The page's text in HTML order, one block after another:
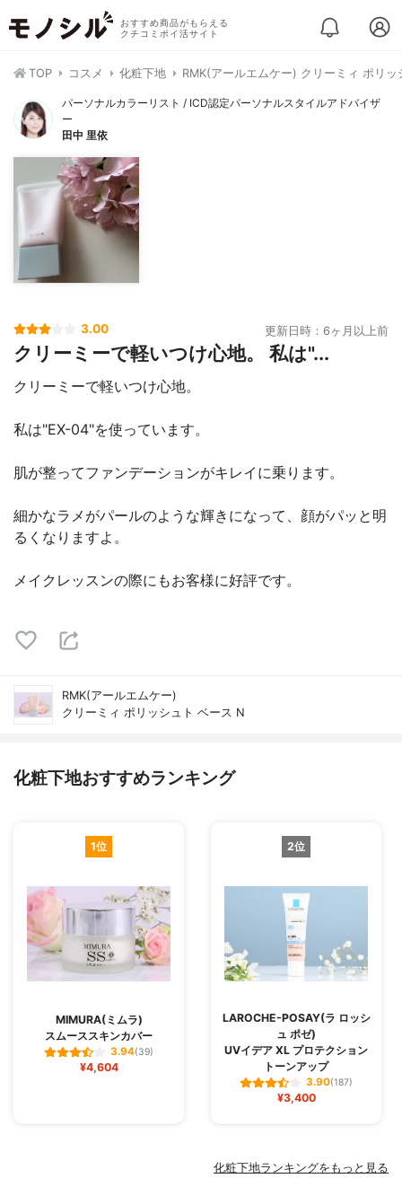
おすすめ商品がもらえる
クチコミポイ活サイト
TOP コスメ 化粧下地 RMK(アールエムケー) クリーミィ ポリ
パーソナルカラーリスト / ICD認定パーソナルスタイルアドバイザ
ー
田中 里依
3.00 更新日時：6ヶ月以上前
クリーミーで軽いつけ心地。 私は"...
クリーミーで軽いつけ心地。
私は"EX-04"を使っています。
肌が整ってファンデーションがキレイに乗ります。
細かなラメがパールのような輝きになって、顔がパッと明
るくなりますよ。
メイクレッスンの際にもお客様に好評です。
RMK(アールエムケー)
クリーミィ ポリッシュト ベース N
化粧下地おすすめランキング
1位
MIMURA(ミムラ)
スムーススキンカバー
3.94(39)
¥4,604
2位
LAROCHE-POSAY(ラ ロッシ
ュ ポゼ)
UVイデア XL プロテクション
トーンアップ
3.90(187)
¥3,400
化粧下地ランキングをもっと見る